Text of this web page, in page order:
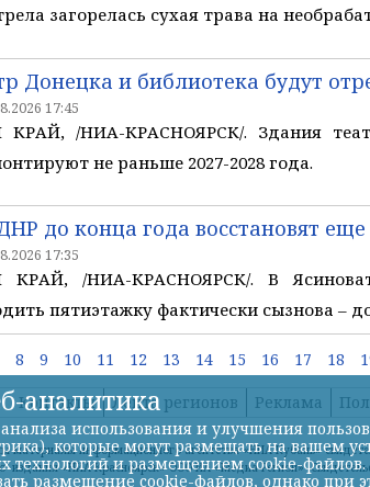
загорелась сухая трава на
Донецка и библиотека будут
17:45
/НИА-КРАСНОЯРСК/. Здания
не раньше 2027-2028 года.
до конца года восстановят
17:35
КРАЙ, /НИА-КРАСНОЯРСК/. В
пятиэтажку фактически сызнова –
8 9 10 11 12 13 14 15 16 17 18
Контакты Лента регионов Реклама
материалы информационного агентства «НИА-Кубань»
издания «НИА-Красноярск» ООО ИА «Медиа-Регион»
аналитика
использования и улучшения
которые могут размещать на вашем
технологий и размещением cookie-
размещение cookie-файлов, однако